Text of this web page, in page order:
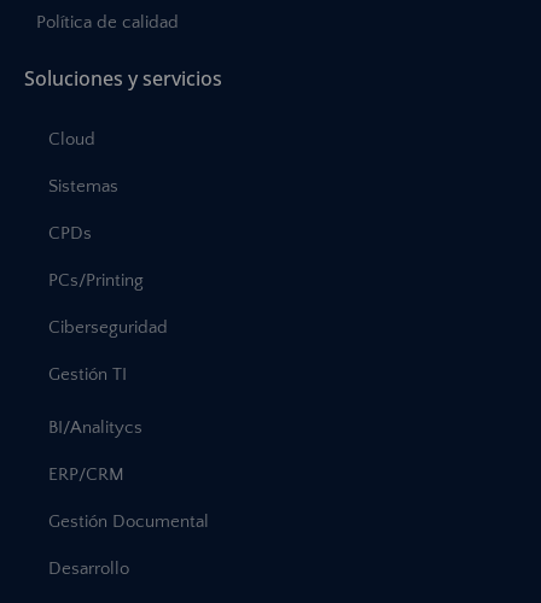
Política de calidad
Soluciones y servicios
Cloud
Sistemas
CPDs
PCs/Printing
Ciberseguridad
Gestión TI
BI/Analitycs
ERP/CRM
Gestión Documental
Desarrollo